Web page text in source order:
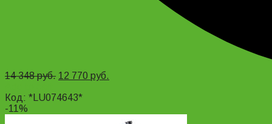
14 348руб. 12 770 руб.
Код: *LU074643*
-11%